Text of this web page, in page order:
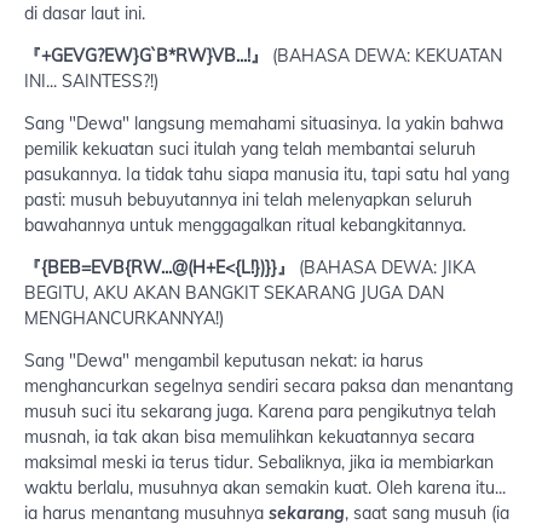
di dasar laut ini.
『+GEVG?EW}G`B*RW}VB...!』
(BAHASA DEWA: KEKUATAN
INI... SAINTESS?!)
Sang "Dewa" langsung memahami situasinya. Ia yakin bahwa
pemilik kekuatan suci itulah yang telah membantai seluruh
pasukannya. Ia tidak tahu siapa manusia itu, tapi satu hal yang
pasti: musuh bebuyutannya ini telah melenyapkan seluruh
bawahannya untuk menggagalkan ritual kebangkitannya.
『{BEB=EVB{RW...@(H+E<{L!})}}』
(BAHASA DEWA: JIKA
BEGITU, AKU AKAN BANGKIT SEKARANG JUGA DAN
MENGHANCURKANNYA!)
Sang "Dewa" mengambil keputusan nekat: ia harus
menghancurkan segelnya sendiri secara paksa dan menantang
musuh suci itu sekarang juga. Karena para pengikutnya telah
musnah, ia tak akan bisa memulihkan kekuatannya secara
maksimal meski ia terus tidur. Sebaliknya, jika ia membiarkan
waktu berlalu, musuhnya akan semakin kuat. Oleh karena itu...
ia harus menantang musuhnya sekarang, saat sang musuh (ia